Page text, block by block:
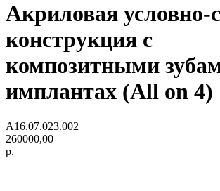
Акриловая условно-
конструкция с
композитными
имплантах (All on 4)
А16.07.023.002
260000,00
р.